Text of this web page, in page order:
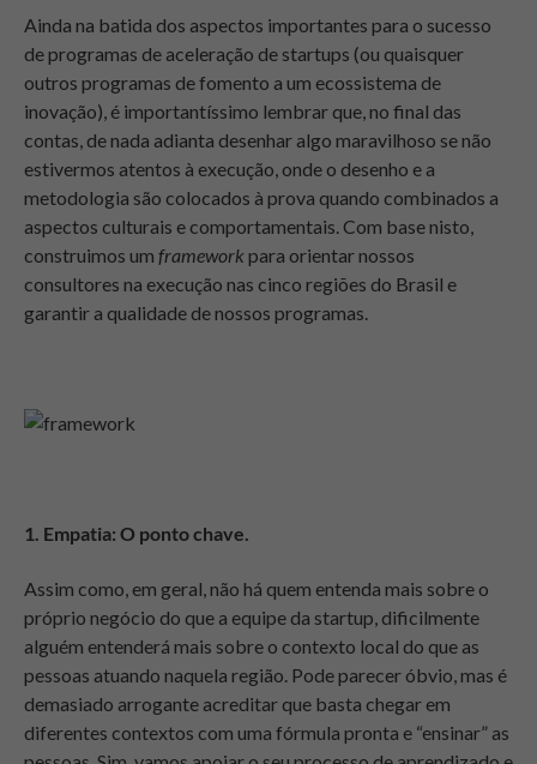
Ainda na batida dos aspectos importantes para o sucesso
de programas de aceleração de startups (ou quaisquer
outros programas de fomento a um ecossistema de
inovação), é importantíssimo lembrar que, no final das
contas, de nada adianta desenhar algo maravilhoso se não
estivermos atentos à execução, onde o desenho e a
metodologia são colocados à prova quando combinados a
aspectos culturais e comportamentais. Com base nisto,
construimos um frameworkpara orientar nossos
consultores na execução nas cinco regiões do Brasil e
garantir a qualidade de nossos programas.
1. Empatia: O ponto chave.
Assim como, em geral, não há quem entenda mais sobre o
próprio negócio do que a equipe da startup, dificilmente
alguém entenderá mais sobre o contexto local do que as
pessoas atuando naquela região. Pode parecer óbvio, mas é
demasiado arrogante acreditar que basta chegar em
diferentes contextos com uma fórmula pronta e “ensinar” as